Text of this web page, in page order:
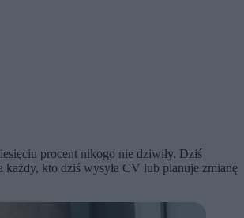
procent nikogo nie dziwiły. Dziś
każdy, kto dziś wysyła CV lub planuje zmianę